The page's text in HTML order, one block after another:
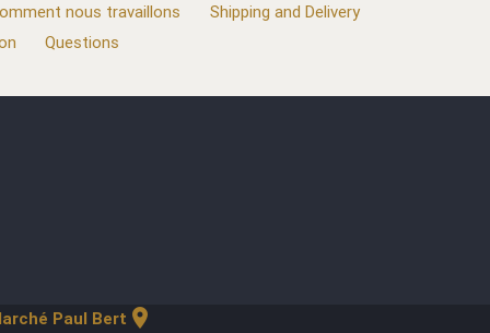
nous travaillons
Shipping and Delivery
Questions
Paul Bert location_on